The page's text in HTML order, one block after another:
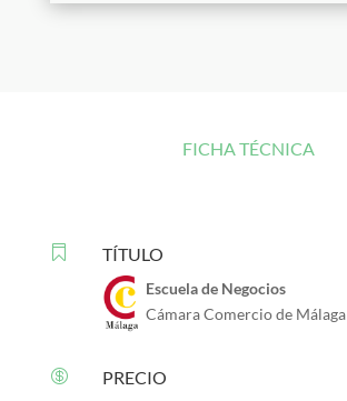
FICHA TÉCNICA
 TÍTULO
Escuela de Negocios
Cámara Comercio de Málaga
 PRECIO